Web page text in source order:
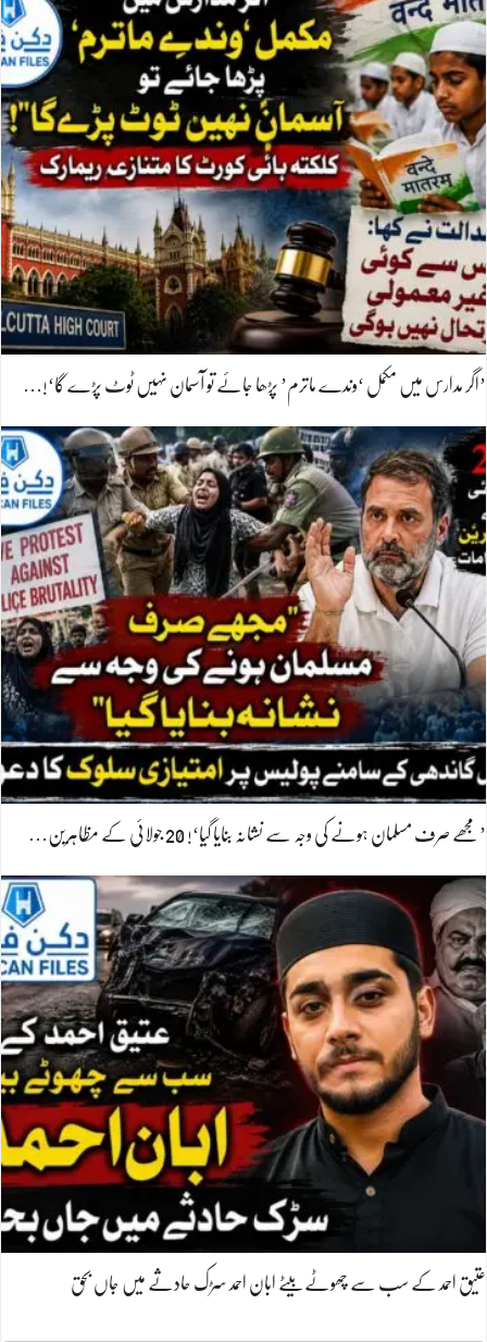
’اگر مدارس میں مکمل ‘وندے ماترم’ پڑھا جائے تو آسمان نہیں ٹوٹ پڑے گا‘!…
’مجھے صرف مسلمان ہونے کی وجہ سے نشانہ بنایا گیا‘! 20 جولائی کے مظاہرین…
عتیق احمد کے سب سے چھوٹے بیٹے ابان احمد سڑک حادثے میں جاں بحق